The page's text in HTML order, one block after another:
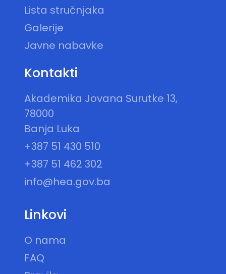
Lista stručnjaka
Galerije
Javne nabavke
Kontakti
Akademika Jovana Surutke 13,
78000
Banja Luka
+387 51 430 510
+387 51 462 302
info@hea.gov.ba
Linkovi
O nama
FAQ